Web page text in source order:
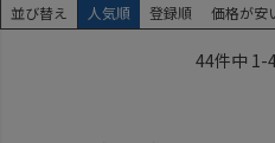
並び替え 人気順 登録順 価格が安
44件中 1 -